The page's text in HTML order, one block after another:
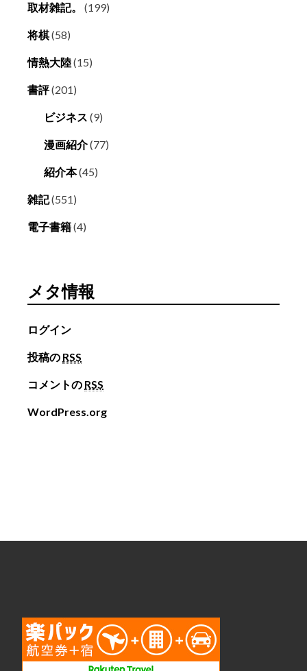
取材雑記。 (199)
将棋(58)
情熱大陸(15)
書評(201)
ビジネス (9)
漫画紹介(77)
紹介本(45)
雑記(551)
電子書籍(4)
メタ情報
ログイン
投稿の RSS
コメントの RSS
WordPress.org